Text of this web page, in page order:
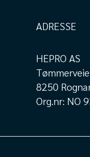
ADRESSE
HEPRO AS
8250
Org.nr: NO